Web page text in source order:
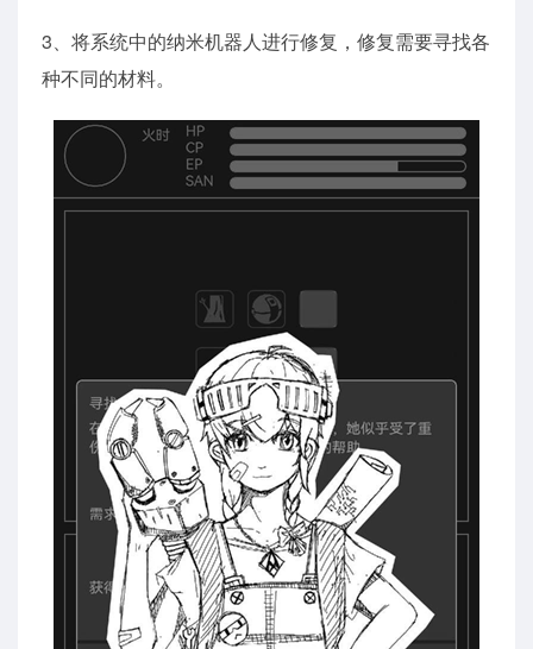
3、将系统中的纳米机器人进行修复，修复需要寻找各
种不同的材料。